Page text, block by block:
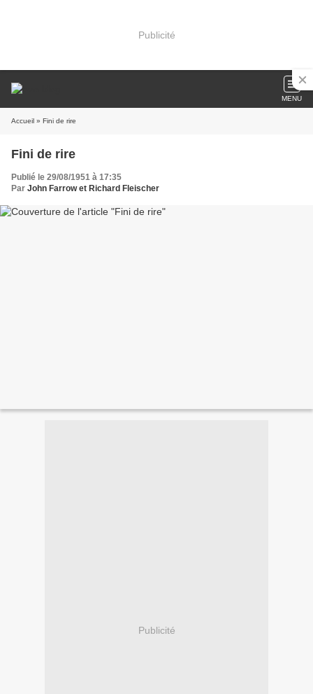
Publicité
MENU
Accueil » Fini de rire
Fini de rire
Publié le 29/08/1951 à 17:35
Par John Farrow et Richard Fleischer
Publicité